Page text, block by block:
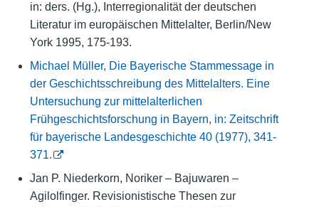
in: ders. (Hg.), Interregionalität der deutschen
Literatur im europäischen Mittelalter, Berlin/New
York 1995, 175-193.
Michael Müller, Die Bayerische Stammessage in
der Geschichtsschreibung des Mittelalters. Eine
Untersuchung zur mittelalterlichen
Frühgeschichtsforschung in Bayern, in: Zeitschrift
für bayerische Landesgeschichte 40 (1977), 341-
371.
Jan P. Niederkorn, Noriker – Bajuwaren –
Agilolfinger. Revisionistische Thesen zur